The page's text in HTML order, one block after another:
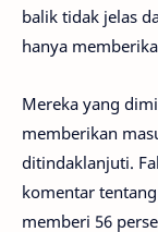
balik tidak jelas
hanya
Mereka yang
memberikan
ditindaklanjuti.
komentar
memberi 56